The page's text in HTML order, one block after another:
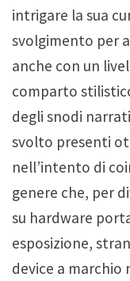
intrigare la sua
svolgimento per
anche con un
comparto
degli snodi
svolto presenti
nell’intento di
genere che, per
su hardware
esposizione,
device a